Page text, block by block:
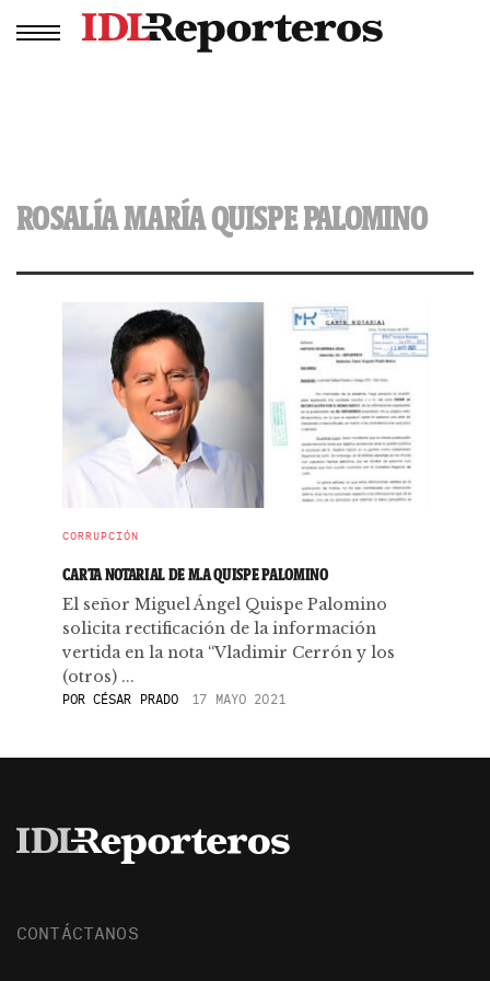
ROSALÍA MARÍA QUISPE PALOMINO
CORRUPCIÓN
CARTA NOTARIAL DE M.A QUISPE PALOMINO
El señor Miguel Ángel Quispe Palomino
solicita rectificación de la información
vertida en la nota “Vladimir Cerrón y los
(otros) ...
PORCÉSAR PRADO 17 MAYO 2021
CONTÁCTANOS